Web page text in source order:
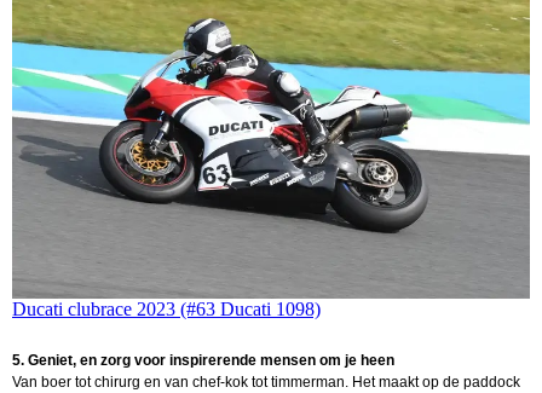
Ducati clubrace 2023 (#63 Ducati 1098)
5. Geniet, en zorg voor inspirerende mensen om je heen
Van boer tot chirurg en van chef-kok tot timmerman. Het maakt op de paddock